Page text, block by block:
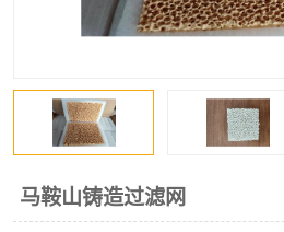
马鞍山铸造过滤网